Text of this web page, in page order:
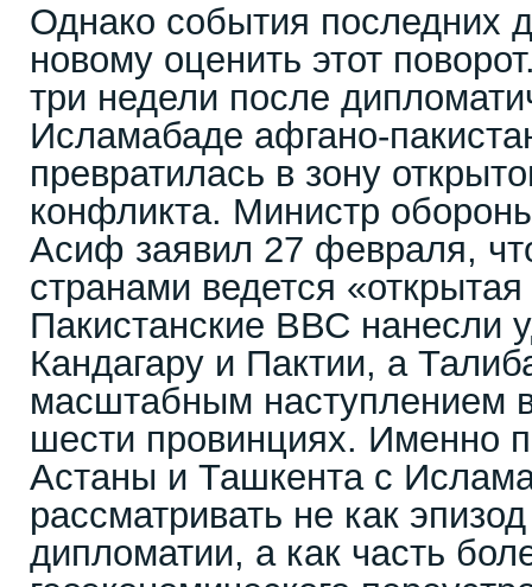
Однако события последних
новому оценить этот
три недели после
Исламабаде афгано-
превратилась в зону
конфликта. Министр
Асиф заявил 27 февраля,
странами ведется
Пакистанские ВВС нанесли
Кандагару и Пактии, а
масштабным наступлением
шести провинциях. Именно
Астаны и Ташкента с
рассматривать не как
дипломатии, а как часть